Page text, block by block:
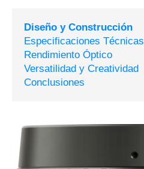
Diseño y Construcción
Especificaciones Técnicas
Rendimiento Óptico
Versatilidad y Creatividad
Conclusiones